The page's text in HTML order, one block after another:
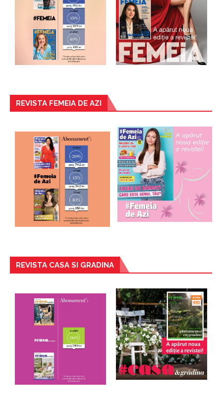
REVISTA FEMEIA DE AZI
REVISTA CASA SI GRADINA